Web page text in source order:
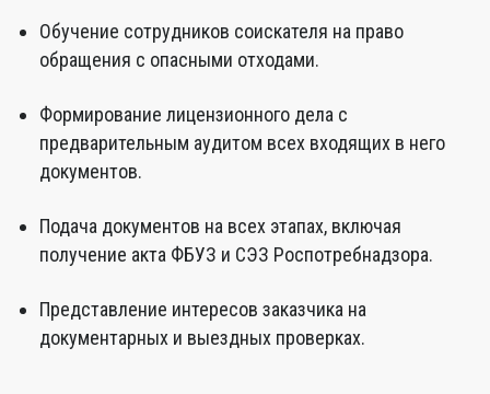
Обучение сотрудников соискателя на право
обращения с опасными отходами.
Формирование лицензионного дела с
предварительным аудитом всех входящих в него
документов.
Подача документов на всех этапах, включая
получение акта ФБУЗ и СЭЗ Роспотребнадзора.
Представление интересов заказчика на
документарных и выездных проверках.